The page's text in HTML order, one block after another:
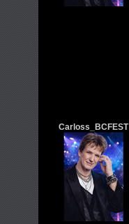
Carloss_BCFEST